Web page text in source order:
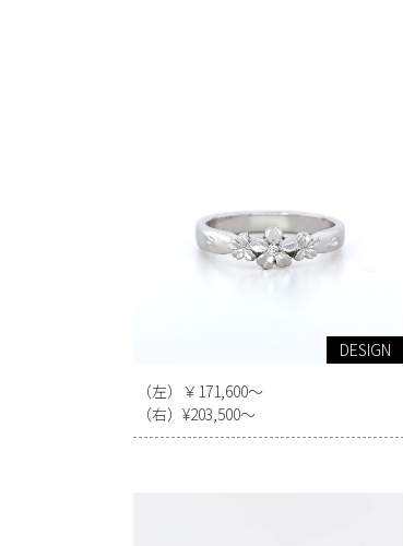
DESIGN
（左）￥171,600～
（右）¥203,500～